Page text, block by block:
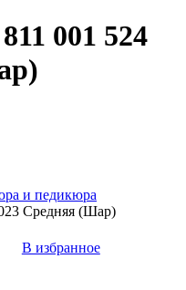
001 524
и педикюра
Средняя (Шар)
В избранное